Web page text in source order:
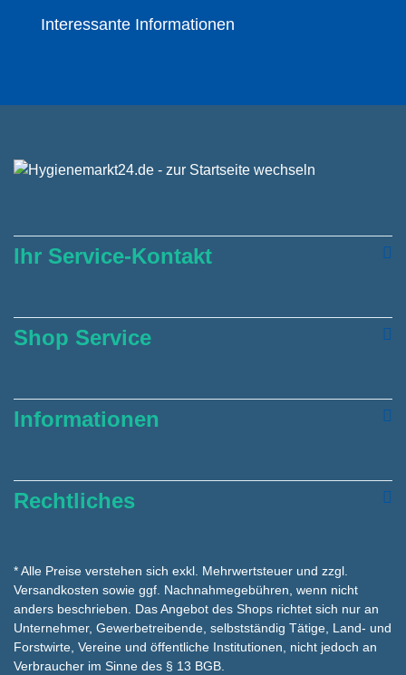
Interessante Informationen
Ihr Service-Kontakt
Shop Service
Informationen
Rechtliches
* Alle Preise verstehen sich exkl. Mehrwertsteuer und zzgl.
Versandkosten sowie ggf. Nachnahmegebühren, wenn nicht
anders beschrieben. Das Angebot des Shops richtet sich nur an
Unternehmer, Gewerbetreibende, selbstständig Tätige, Land- und
Forstwirte, Vereine und öffentliche Institutionen, nicht jedoch an
Verbraucher im Sinne des § 13 BGB.